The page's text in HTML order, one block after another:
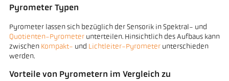
Pyrometer Typen
Pyrometer lassen sich bezüglich der Sensorik in Spektral- und
Quotienten-Pyrometerunterteilen. Hinsichtlich des Aufbaus kann
zwischen Kompakt- und Lichtleiter-Pyrometerunterschieden
werden.
Vorteile von Pyrometern im Vergleich zu